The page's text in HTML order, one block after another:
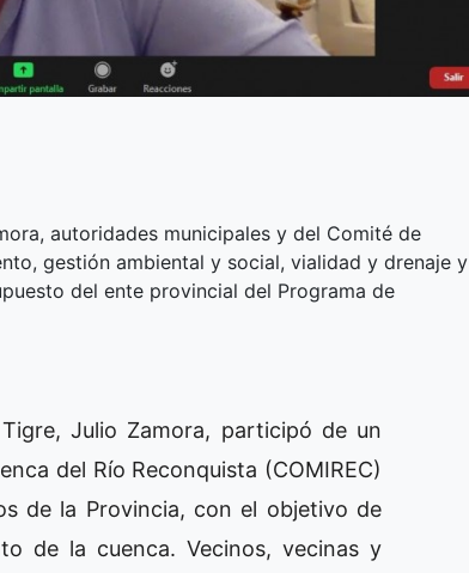
autoridades municipales y del Comité de
gestión ambiental y social, vialidad y drenaje y
del ente provincial del Programa de
Julio Zamora, participó de un
del Río Reconquista (COMIREC)
de la Provincia, con el objetivo de
de la cuenca. Vecinos, vecinas y